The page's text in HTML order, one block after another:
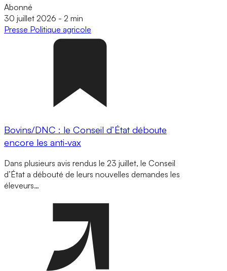
Abonné
30 juillet 2026 - 2 min
Presse Politique agricole
Bovins/DNC : le Conseil d’État déboute
encore les anti-vax
Dans plusieurs avis rendus le 23 juillet, le Conseil
d’État a débouté de leurs nouvelles demandes les
éleveurs…